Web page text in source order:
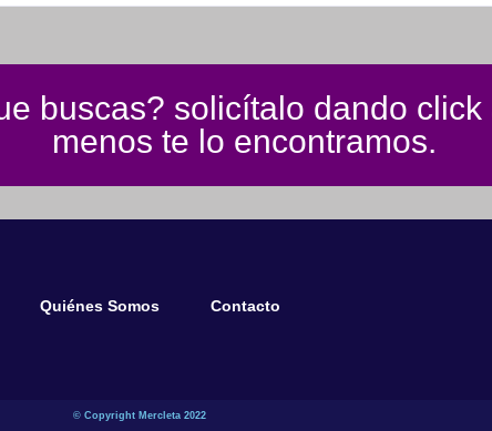
buscas? solicítalo dando
menos te lo encontramos.
Quiénes Somos Contacto
© Copyright Mercleta 2022